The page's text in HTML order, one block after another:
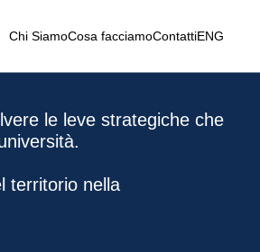
Chi SiamoCosa facciamoContattiENG
le leve strategiche che
territorio nella